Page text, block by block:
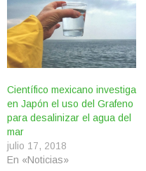
Científico mexicano investiga
en Japón el uso del Grafeno
para desalinizar el agua del
mar
julio 17, 2018
En «Noticias»